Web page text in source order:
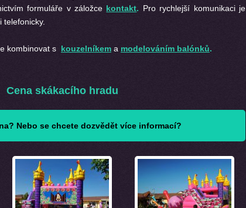
formuláře v záložce kontakt. Pro rychlejší komunikaci je
telefonicky.
kombinovat s kouzelníkem a modelováním balónků.
Cena skákacího hradu
Nebo se chcete dozvědět více informací?